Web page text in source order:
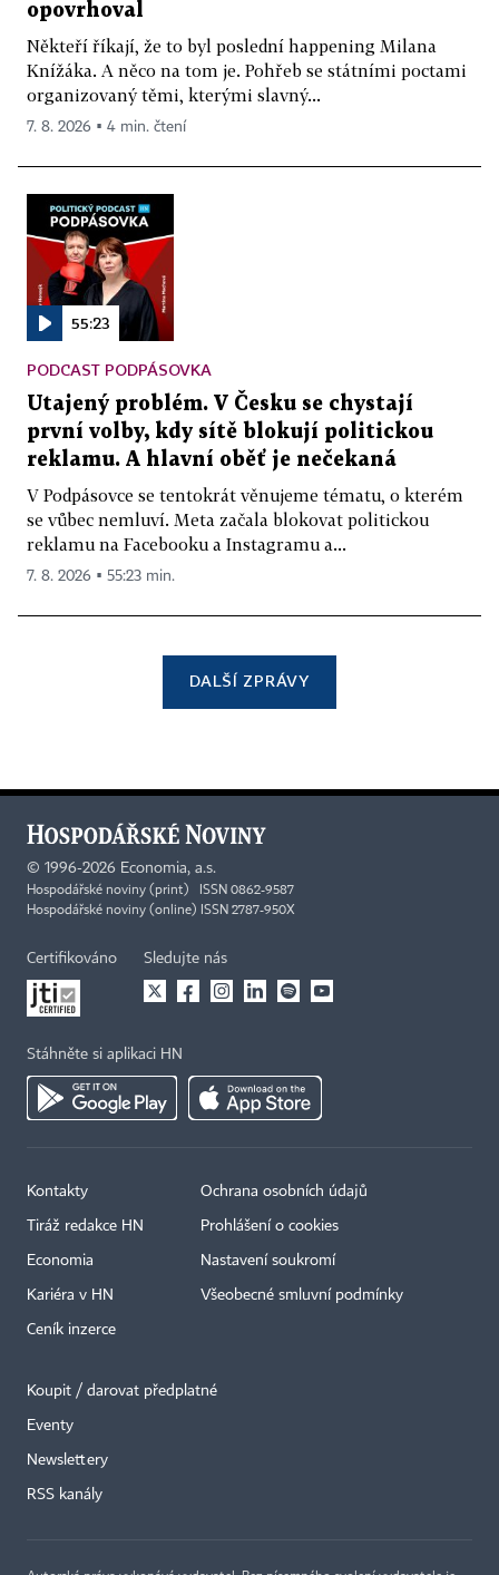
opovrhoval
Někteří říkají, že to byl poslední happening Milana
Knížáka. A něco na tom je. Pohřeb se státními poctami
organizovaný těmi, kterými slavný...
7. 8. 2026 ▪ 4 min. čtení
55:23
PODCAST PODPÁSOVKA
Utajený problém. V Česku se chystají
první volby, kdy sítě blokují politickou
reklamu. A hlavní oběť je nečekaná
V Podpásovce se tentokrát věnujeme tématu, o kterém
se vůbec nemluví. Meta začala blokovat politickou
reklamu na Facebooku a Instagramu a...
7. 8. 2026 ▪ 55:23 min.
DALŠÍ ZPRÁVY
© 1996-2026 Economia, a.s.
Hospodářské noviny (print) ISSN 0862-9587
Hospodářské noviny (online) ISSN 2787-950X
Certifikováno Sledujte nás
Stáhněte si aplikaci HN
Kontakty
Tiráž redakce HN
Economia
Kariéra v HN
Ceník inzerce
Ochrana osobních údajů
Prohlášení o cookies
Nastavení soukromí
Všeobecné smluvní podmínky
Koupit / darovat předplatné
Eventy
Newslettery
RSS kanály